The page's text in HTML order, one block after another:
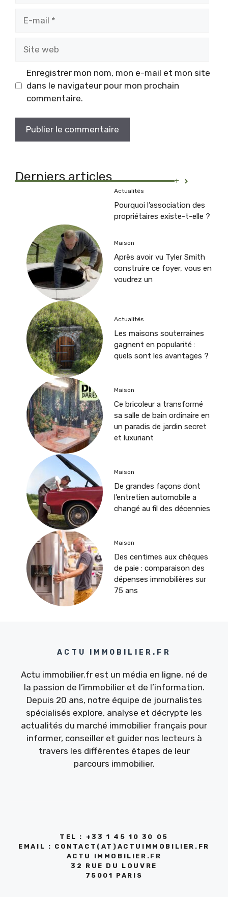
mail
web
Enregistrer mon nom, mon e-mail et mon site
dans le navigateur pour mon prochain
commentaire.
Derniers articles +
Actualités
Pourquoi l’association des
propriétaires existe-t-elle ?
Maison
Après avoir vu Tyler Smith
construire ce foyer, vous en
voudrez un
Actualités
Les maisons souterraines
gagnent en popularité :
quels sont les avantages ?
Maison
Ce bricoleur a transformé
sa salle de bain ordinaire en
un paradis de jardin secret
et luxuriant
Maison
De grandes façons dont
l’entretien automobile a
changé au fil des décennies
Maison
Des centimes aux chèques
de paie : comparaison des
dépenses immobilières sur
75 ans
ACTU IMMOBILIER.FR
Actu immobilier.fr est un média en ligne, né de
la passion de l’immobilier et de l’information.
Depuis 20 ans, notre équipe de journalistes
spécialisés explore, analyse et décrypte les
actualités du marché immobilier français pour
informer, conseiller et guider nos lecteurs à
travers les différentes étapes de leur
parcours immobilier.
TEL : +33 1 45 10 30 05
EMAIL : CONTACT(AT)ACTUIMMOBILIER.FR
ACTU IMMOBILIER.FR
32 RUE DU LOUVRE
75001 PARIS